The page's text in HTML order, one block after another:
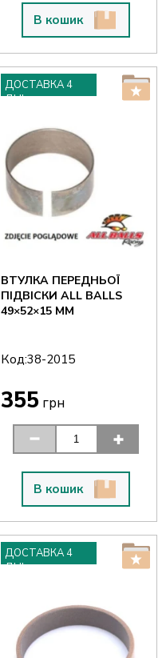
В кошик
ДОСТАВКА 4
ДНІ
ВТУЛКА ПЕРЕДНЬОЇ
ПІДВІСКИ ALL BALLS
49×52×15 ММ
Код:38-2015
355 грн
В кошик
ДОСТАВКА 4
ДНІ